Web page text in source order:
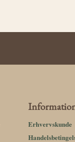
Erhvervskunde